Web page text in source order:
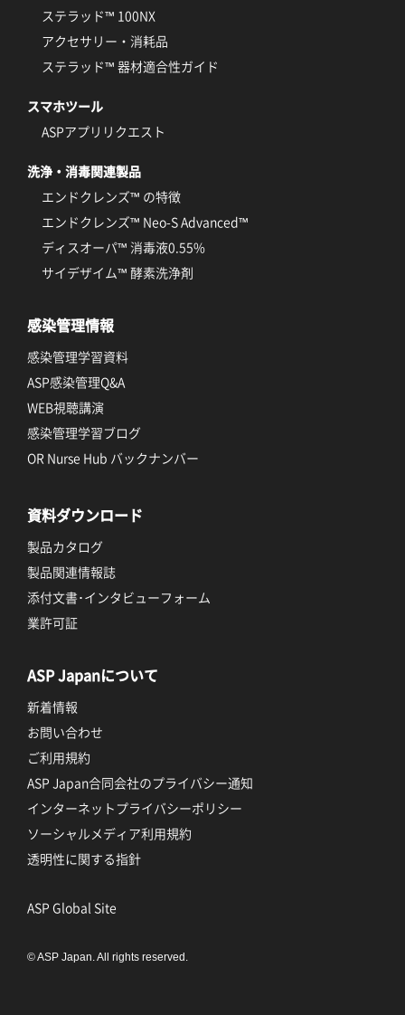
ステラッド™ 100NX
アクセサリー・消耗品
ステラッド™ 器材適合性ガイド
スマホツール
ASPアプリリクエスト
洗浄・消毒関連製品
エンドクレンズ™ の特徴
エンドクレンズ™ Neo-S Advanced™
ディスオーパ™ 消毒液0.55%
サイデザイム™ 酵素洗浄剤
感染管理情報
感染管理学習資料
ASP感染管理Q&A
WEB視聴講演
感染管理学習ブログ
OR Nurse Hub バックナンバー
資料ダウンロード
製品カタログ
製品関連情報誌
添付文書･インタビューフォーム
業許可証
ASP Japanについて
新着情報
お問い合わせ
ご利用規約
ASP Japan合同会社のプライバシー通知
インターネットプライバシーポリシー
ソーシャルメディア利用規約
透明性に関する指針
ASP Global Site
© ASP Japan. All rights reserved.